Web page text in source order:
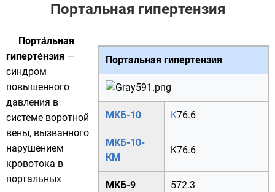
Портальная гипертензия
Портальная гипертензия
МКБ-10 K76.6
МКБ-10-
КМ
K76.6
МКБ-9 572.3
Порта́льная
гиперте́нзия —
синдром
повышенного
давления в
системе воротной
вены, вызванного
нарушением
кровотока в
портальных